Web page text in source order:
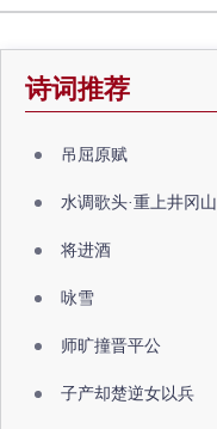
诗词推荐
吊屈原赋
水调歌头·重上井冈山
将进酒
咏雪
师旷撞晋平公
子产却楚逆女以兵